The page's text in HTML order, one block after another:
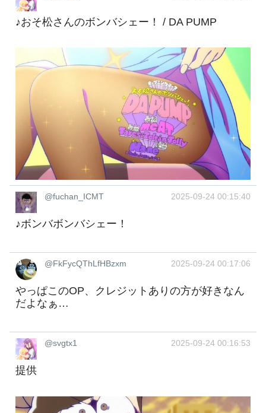
♪おそ松さんのボンバシェー！ / DA PUMP
@fuchan_ICMT 2025-09-24 00:15:40
♪ボンバボンバシェー！
@FkFycQThLfHBzxm 2025-09-24 00:17:06
やっぱこのOP、クレジットありの方が好きなん
だよなぁ…
@svgtx1 2025-09-24 00:16:53
提供